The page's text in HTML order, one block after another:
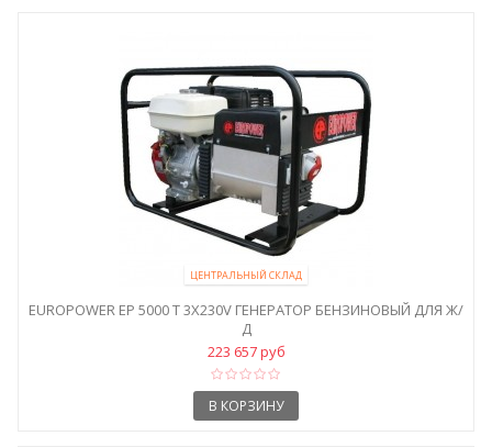
ЦЕНТРАЛЬНЫЙ СКЛАД
EUROPOWER ЕР 5000 T 3X230V ГЕНЕРАТОР БЕНЗИНОВЫЙ ДЛЯ Ж/
Д
223 657 руб
В КОРЗИНУ